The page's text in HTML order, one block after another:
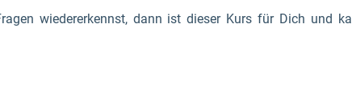
wiedererkennst, dann ist dieser Kurs für Dich und